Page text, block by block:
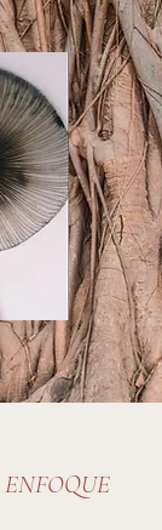
ENFOQUE